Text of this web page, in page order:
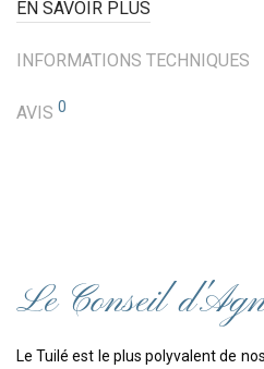
EN SAVOIR PLUS
INFORMATIONS TECHNIQUES
AVIS 0
Le Conseil
Le Tuilé est le plus polyvalent de